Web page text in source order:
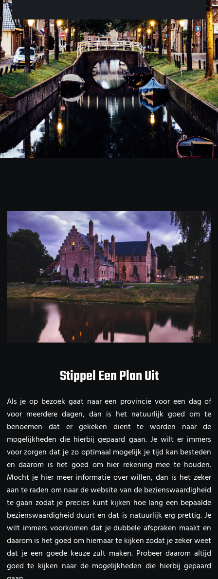
Stippel Een Plan Uit
Als je op bezoek gaat naar een provincie voor een dag of
voor meerdere dagen, dan is het natuurlijk goed om te
benoemen dat er gekeken dient te worden naar de
mogelijkheden die hierbij gepaard gaan. Je wilt er immers
voor zorgen dat je zo optimaal mogelijk je tijd kan besteden
en daarom is het goed om hier rekening mee te houden.
Mocht je hier meer informatie over willen, dan is het zeker
aan te raden om naar de website van de bezienswaardigheid
te gaan zodat je precies kunt kijken hoe lang een bepaalde
bezienswaardigheid duurt en dat is natuurlijk erg prettig. Je
wilt immers voorkomen dat je dubbele afspraken maakt en
daarom is het goed om hiernaar te kijken zodat je zeker weet
dat je een goede keuze zult maken. Probeer daarom altijd
goed te kijken naar de mogelijkheden die hierbij gepaard